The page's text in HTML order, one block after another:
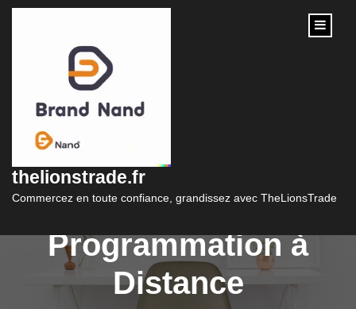
content
thelionstrade.fr
Commercez en toute confiance, grandissez avec TheLionsTrade
Formation Python en
Ligne : Maîtrisez le
Langage de
Programmation à
Distance